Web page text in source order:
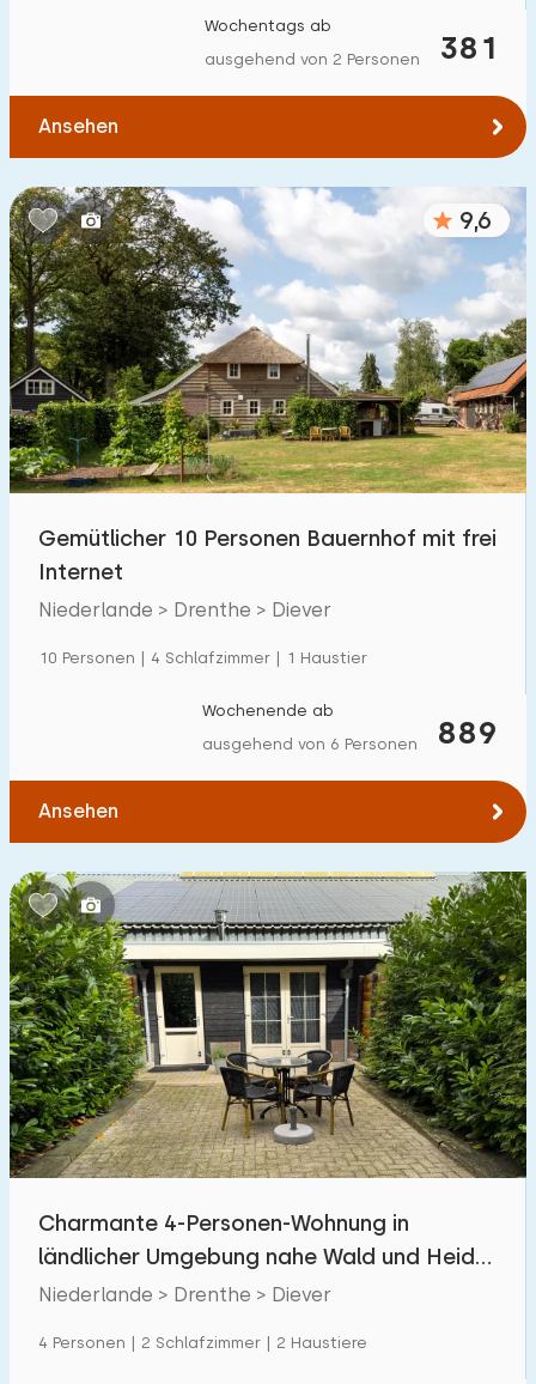
381
Wochentags ab
ausgehend von 2 Personen
Ansehen
9,6
Gemütlicher 10 Personen Bauernhof mit frei
Internet
Niederlande > Drenthe > Diever
10 Personen | 4 Schlafzimmer | 1 Haustier
889
Wochenende ab
ausgehend von 6 Personen
Ansehen
Charmante 4-Personen-Wohnung in
ländlicher Umgebung nahe Wald und Heide
in Drenthe
Niederlande > Drenthe > Diever
4 Personen | 2 Schlafzimmer | 2 Haustiere